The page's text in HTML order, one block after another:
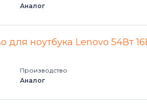
Аналог
для ноутбука Lenovo 54Вт
Производство
Аналог